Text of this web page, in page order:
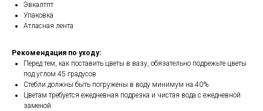
Эвкалтпт
Упаковка
Атласная лента
Рекомендация по уходу:
Перед тем, как поставить цветы в вазу, обязательно подрежьте цветы
под углом 45 градусов
Стебли должны быть погружены в воду минимум на 40%
Цветам требуется ежедневная подрезка и чистая вода с ежедневной
заменой